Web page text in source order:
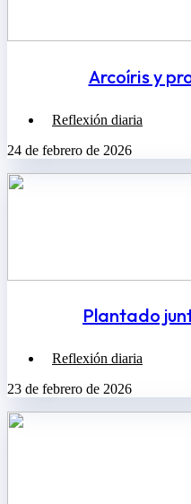
Arcoíris y
Reflexión diaria
24 de febrero de 2026
Plantado
Reflexión diaria
23 de febrero de 2026